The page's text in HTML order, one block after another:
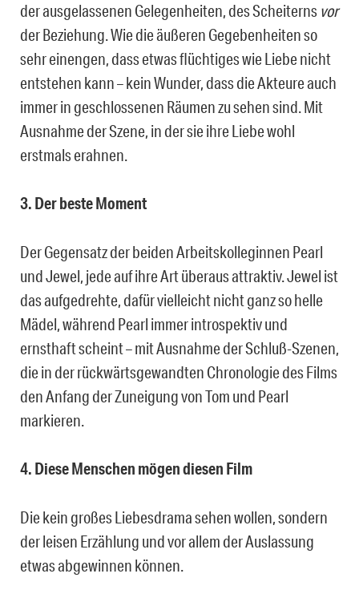
der ausgelassenen Gelegenheiten, des Scheiterns vor
der Beziehung. Wie die äußeren Gegebenheiten so
sehr einengen, dass etwas flüchtiges wie Liebe nicht
entstehen kann – kein Wunder, dass die Akteure auch
immer in geschlossenen Räumen zu sehen sind. Mit
Ausnahme der Szene, in der sie ihre Liebe wohl
erstmals erahnen.
3. Der beste Moment
Der Gegensatz der beiden Arbeitskolleginnen Pearl
und Jewel, jede auf ihre Art überaus attraktiv. Jewel ist
das aufgedrehte, dafür vielleicht nicht ganz so helle
Mädel, während Pearl immer introspektiv und
ernsthaft scheint – mit Ausnahme der Schluß-Szenen,
die in der rückwärtsgewandten Chronologie des Films
den Anfang der Zuneigung von Tom und Pearl
markieren.
4. Diese Menschen mögen diesen Film
Die kein großes Liebesdrama sehen wollen, sondern
der leisen Erzählung und vor allem der Auslassung
etwas abgewinnen können.